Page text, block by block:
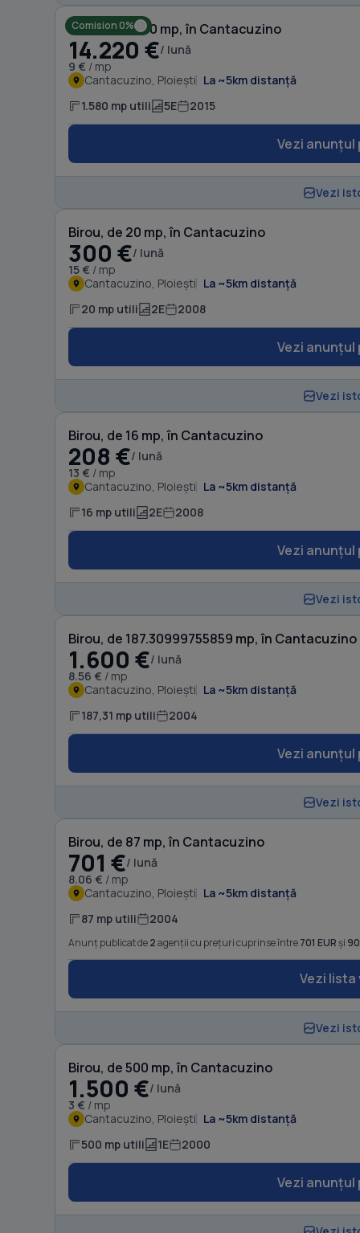
Comision 0%
Birou, de 1,580 mp, în Cantacuzino
14.220 €/ lună
9 € / mp
Cantacuzino, Ploiești La ~5km distanță
1.580 mp utili 5E 2015
Vezi anunțul
Vezi
Birou, de 20 mp, în Cantacuzino
300 €/ lună
15 € / mp
Cantacuzino, Ploiești La ~5km distanță
20 mp utili 2E 2008
Vezi anunțul
Vezi
Birou, de 16 mp, în Cantacuzino
208 €/ lună
13 € / mp
Cantacuzino, Ploiești La ~5km distanță
16 mp utili 2E 2008
Vezi anunțul
Vezi
Birou, de 187.30999755859 mp, în Cantacuzino
1.600 €/ lună
8.56 € / mp
Cantacuzino, Ploiești La ~5km distanță
187,31 mp utili 2004
Vezi anunțul
Vezi
Birou, de 87 mp, în Cantacuzino
701 €/ lună
8.06 € / mp
Cantacuzino, Ploiești La ~5km distanță
87 mp utili 2004
Anunț publicat de2agenții cu prețuri cuprinse între701 EURși
Vezi
Vezi
Birou, de 500 mp, în Cantacuzino
1.500 €/ lună
3 € / mp
Cantacuzino, Ploiești La ~5km distanță
500 mp utili 1E 2000
Vezi anunțul